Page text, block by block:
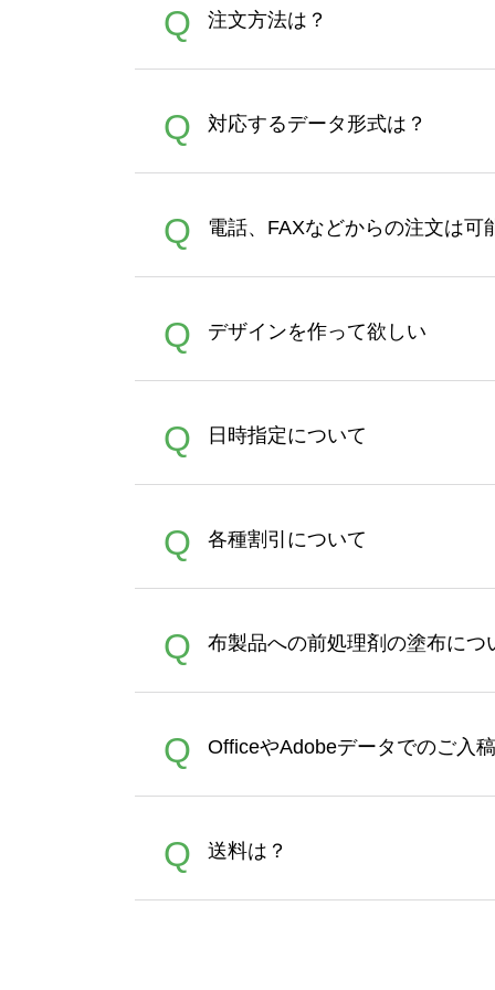
Q 注文方法は？
A
す。 30枚以上やシルク印刷な
さい。製作する数量が多けれ
Q 対応するデータ形式は？
A
ズは、20MBです。デジカメ
Illustratorからの直接入稿には
Q 電話、FAXなどからの注文は可
A
バッグコンシェルやタンブラ
Q デザインを作って欲しい
A
ン作成のお手伝いをすること
合は、デザインツールをご利
Q 日時指定について
A
者にご連絡いただき調整をお
Q 各種割引について
A
ポイントとして付与され、次
文時からご利用頂けます。ポ
れば、ランクにカウントがさ
Q 布製品への前処理剤の塗布につ
A
イト以外）のプリントは、濃
品をお届けするため、処理剤
文に関わらず、前処理剤が残
Q OfficeやAdobeデータでのご入
A
Adobeデータ(AI,PSD)で保存
Q 送料は？